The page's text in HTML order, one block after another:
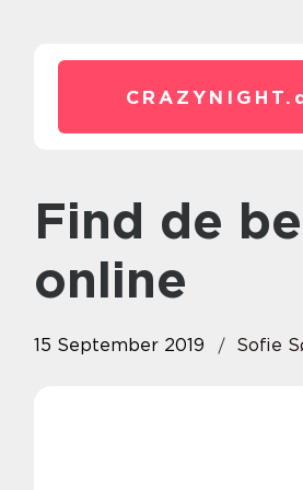
CRAZYNIGHT.
Find de bedste og billigste biler
online
15 September 2019 Sofie